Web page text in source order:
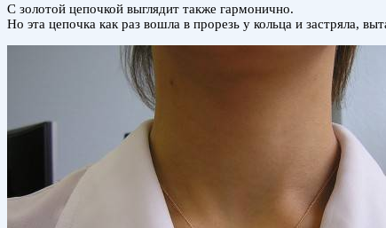
С золотой цепочкой выглядит также гармонично.
Но эта цепочка как раз вошла в прорезь у кольца и застряла,